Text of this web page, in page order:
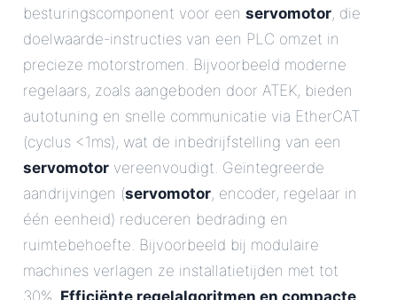
besturingscomponent voor een servomotor, die
doelwaarde-instructies van een PLC omzet in
precieze motorstromen. Bijvoorbeeld moderne
regelaars, zoals aangeboden door ATEK, bieden
autotuning en snelle communicatie via EtherCAT
(cyclus <1ms), wat de inbedrijfstelling van een
servomotor vereenvoudigt. Geïntegreerde
aandrijvingen (servomotor, encoder, regelaar in
één eenheid) reduceren bedrading en
ruimtebehoefte. Bijvoorbeeld bij modulaire
machines verlagen ze installatietijden met tot
30%. Efficiënte regelalgoritmen en compacte,